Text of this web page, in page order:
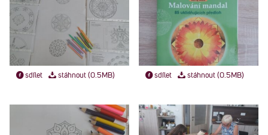
sdílet stáhnout (0.5MB) sdílet stáhnout (0.5MB)